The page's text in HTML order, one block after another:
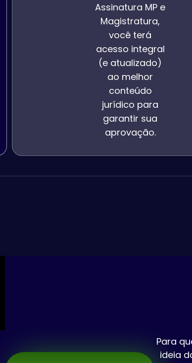
Assinatura MP e
Magistratura,
você terá
acesso integral
(e atualizado)
ao melhor
conteúdo
jurídico para
garantir sua
aprovação.
Para
ideia